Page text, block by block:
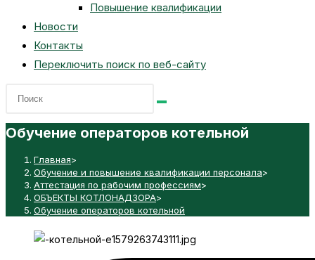
Повышение квалификации
Новости
Контакты
Переключить поиск по веб-сайту
Обучение операторов котельной
Главная>
Обучение и повышение квалификации персонала>
Аттестация по рабочим профессиям>
ОБЪЕКТЫ КОТЛОНАДЗОРА>
Обучение операторов котельной